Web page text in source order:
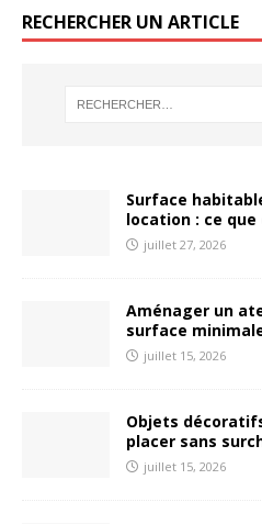
RECHERCHER UN ARTICLE
Surface
location : ce
juillet 27, 2026
Aménager un
surface
juillet 15, 2026
Objets
placer sans
juillet 15, 2026